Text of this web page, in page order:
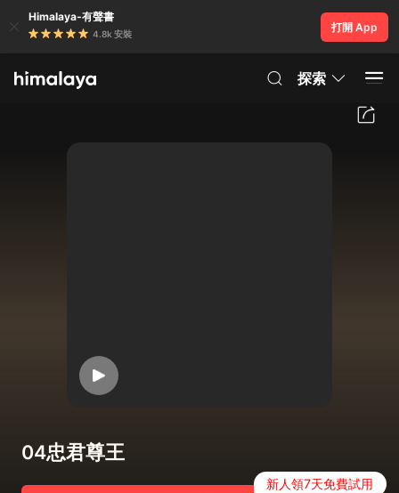
Himalaya-有聲書
4.8k 安裝
打開 App
探索
04忠君尊王
新人領7天免費試用